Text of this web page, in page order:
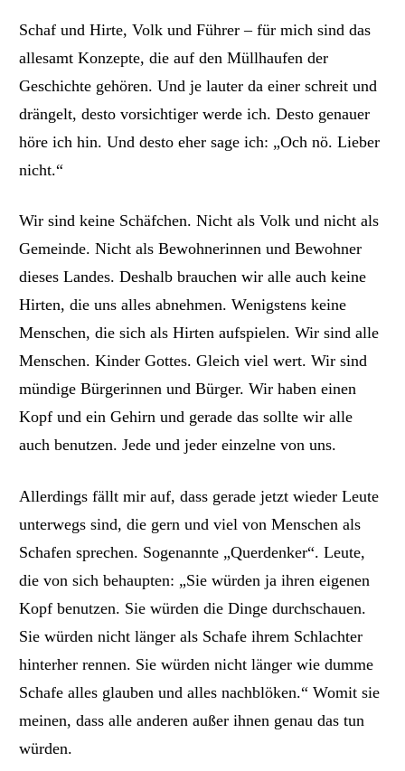
Schaf und Hirte, Volk und Führer – für mich sind das
allesamt Konzepte, die auf den Müllhaufen der
Geschichte gehören. Und je lauter da einer schreit und
drängelt, desto vorsichtiger werde ich. Desto genauer
höre ich hin. Und desto eher sage ich: „Och nö. Lieber
nicht.“
Wir sind keine Schäfchen. Nicht als Volk und nicht als
Gemeinde. Nicht alsBewohnerinnen und Bewohner
dieses Landes. Deshalb brauchen wir alle auch keine
Hirten,die uns alles abnehmen. Wenigstens keine
Menschen, die sich als Hirten aufspielen. Wir sind alle
Menschen. Kinder Gottes. Gleich viel wert. Wir sind
mündige Bürgerinnen und Bürger. Wir haben einen
Kopf und ein Gehirn und gerade das sollte wir alle
auch benutzen. Jede und jeder einzelne von uns.
Allerdings fällt mir auf, dass gerade jetzt wieder Leute
unterwegs sind, die gern und viel von Menschen als
Schafen sprechen. Sogenannte „Querdenker“. Leute,
die von sich behaupten: „Sie würden ja ihren eigenen
Kopf benutzen. Sie würden die Dinge durchschauen.
Sie würden nicht länger als Schafe ihrem Schlachter
hinterher rennen. Sie würden nicht länger wie dumme
Schafe alles glauben und alles nachblöken.“Womit sie
meinen, dass alle anderen außer ihnen genau das tun
würden.